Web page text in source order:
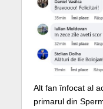
Alt fan înfocat al
primarul din